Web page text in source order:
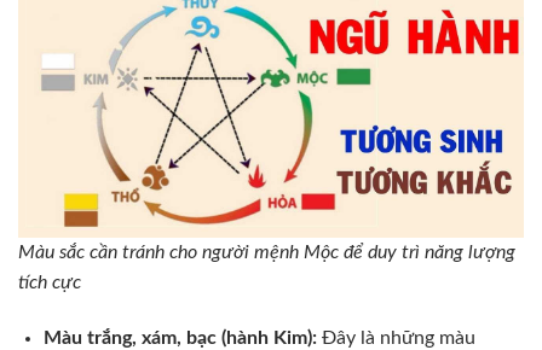
Màu sắc cần tránh cho người mệnh Mộc để duy trì năng lượng
tích cực
Màu trắng, xám, bạc (hành Kim):Đây là những màu